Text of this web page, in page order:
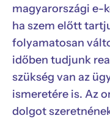
magyarországi e-
ha szem előtt
folyamatosan
időben tudjunk
szükség van az
ismeretére is. Az
dolgot